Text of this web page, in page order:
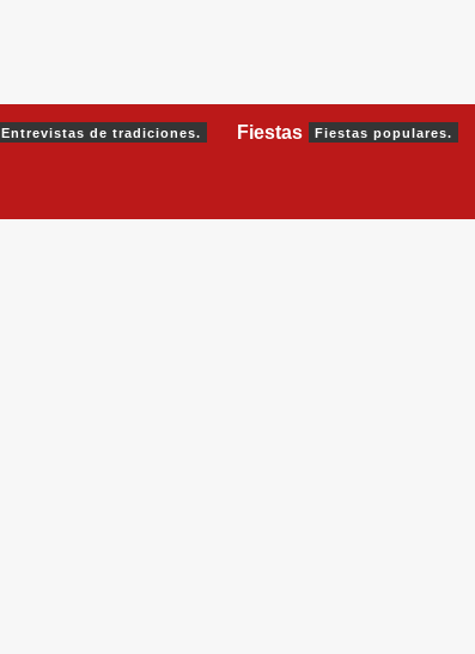
Entrevistas de tradiciones. Fiestas Fiestas populares.